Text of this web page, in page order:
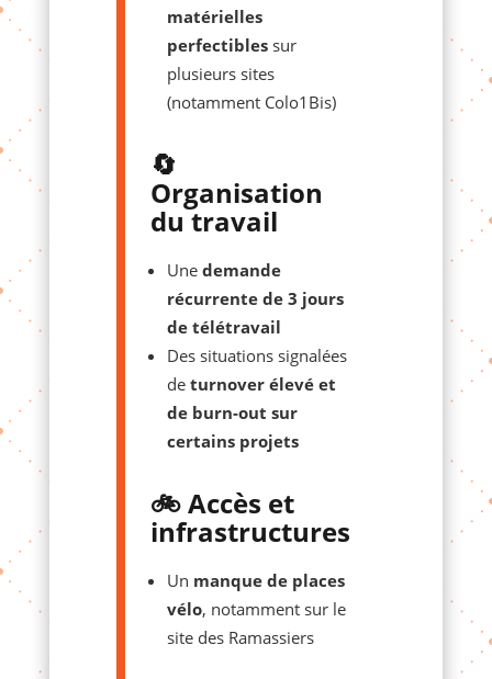
matérielles
perfectiblessur
plusieurs sites
(notamment Colo1Bis)
🔄
Organisation
du travail
Une demande
récurrente de 3 jours
de télétravail
Des situations signalées
de turnover élevé et
de burn-out sur
certains projets
🚲 Accès et
infrastructures
Un manque de places
vélo, notamment sur le
site des Ramassiers